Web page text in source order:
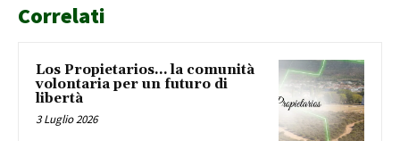
Correlati
Los Propietarios… la comunità
volontaria per un futuro di
libertà
3 Luglio 2026